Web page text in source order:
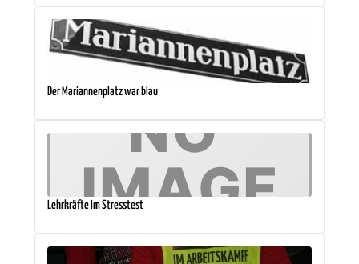
Der Mariannenplatz war blau
Lehrkräfte im Stresstest